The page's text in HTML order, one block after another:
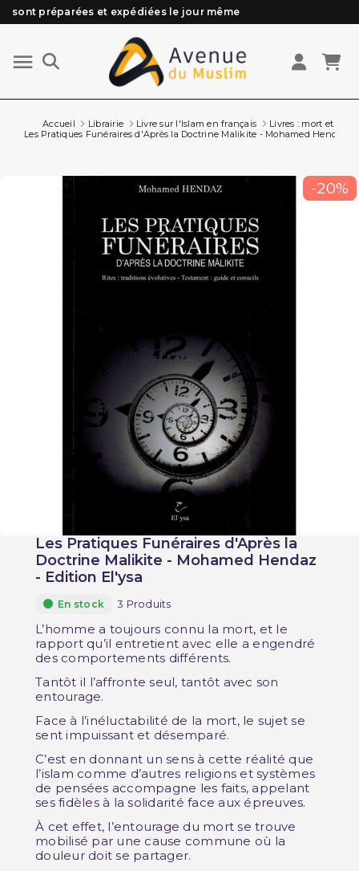
Besoin d'aide ? Retrouvez notre FAQ
Livraison offerte à partir de 89€ d'achat*
Les Commandes passées avant 15h (lun au Vend)
Accueil Librairie Livre sur l'Islam en français
Livres : mort et
Les Pratiques Funéraires d'Après la Doctrine Malikite - Mohamed Hendaz -
-20%
Les Pratiques Funéraires d'Après la
Doctrine Malikite - Mohamed Hendaz
- Edition El'ysa
En stock 3 Produits
L’homme a toujours connu la mort, et le
rapport qu’il entretient avec elle a engendré
des comportements différents.
Tantôt il l’affronte seul, tantôt avec son
entourage.
Face à l’inéluctabilité de la mort, le sujet se
sent impuissant et désemparé.
C’est en donnant un sens à cette réalité que
l’islam comme d’autres religions et systèmes
de pensées accompagne les faits, appelant
ses fidèles à la solidarité face aux épreuves.
À cet effet, l’entourage du mort se trouve
mobilisé par une cause commune où la
douleur doit se partager.